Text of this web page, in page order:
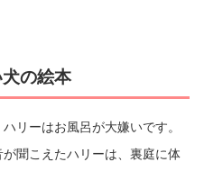
の絵本
リーはお風呂が大嫌いです。
聞こえたハリーは、裏庭に体